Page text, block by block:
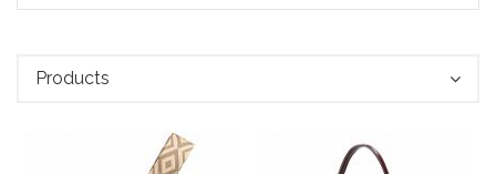
Products